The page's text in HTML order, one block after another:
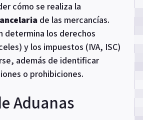
cómo se realiza la
de las mercancías.
determina los derechos
y los impuestos (IVA, ISC)
además de identificar
o prohibiciones.
Aduanas